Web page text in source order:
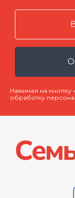
Нажимая на кнопку
обработку